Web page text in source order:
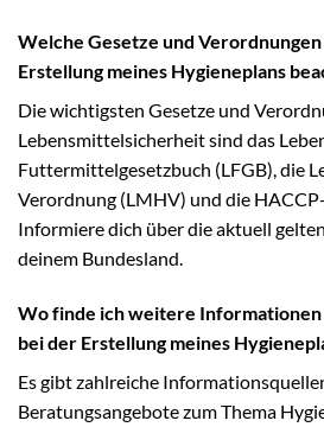
Welche Gesetze und Verordnungen
Erstellung meines Hygieneplans
Die wichtigsten Gesetze und
Lebensmittelsicherheit sind das
Futtermittelgesetzbuch (LFGB), die
Verordnung (LMHV) und die
Informiere dich über die aktuell
deinem Bundesland.
Wo finde ich weitere
bei der Erstellung meines
Es gibt zahlreiche
Beratungsangebote zum Thema